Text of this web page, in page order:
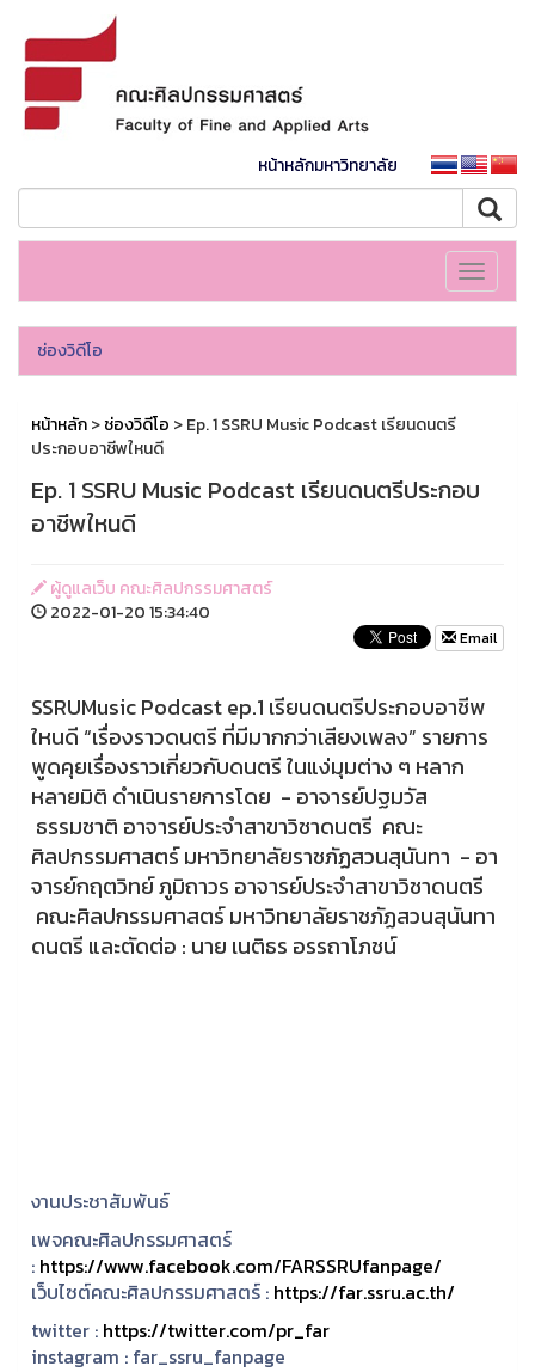
หน้าหลักมหาวิทยาลัย
Toggle
ช่องวิดีโอ
หน้าหลัก>ช่องวิดีโอ > Ep. 1 SSRU Music Podcast เรียนดนตรี
ประกอบอาชีพใหนดี
Ep. 1 SSRU Music Podcast เรียนดนตรีประกอบ
อาชีพใหนดี
ผู้ดูแลเว็บ คณะศิลปกรรมศาสตร์
2022-01-20 15:34:40
Email
SSRUMusic Podcast ep.1 เรียนดนตรีประกอบอาชีพ
ใหนดี “เรื่องราวดนตรี ที่มีมากกว่าเสียงเพลง” รายการ
พูดคุยเรื่องราวเกี่ยวกับดนตรี ในแง่มุมต่าง ๆ หลาก
หลายมิติ ดำเนินรายการโดย - อาจารย์ปฐมวัส
ธรรมชาติ อาจารย์ประจำสาขาวิชาดนตรี คณะ
ศิลปกรรมศาสตร์ มหาวิทยาลัยราชภัฏสวนสุนันทา - อา
จารย์กฤตวิทย์ ภูมิถาวร อาจารย์ประจำสาขาวิชาดนตรี
คณะศิลปกรรมศาสตร์ มหาวิทยาลัยราชภัฏสวนสุนันทา
ดนตรี และตัดต่อ : นาย เนติธร อรรถาโภชน์
งานประชาสัมพันธ์
เพจคณะศิลปกรรมศาสตร์
: https://www.facebook.com/FARSSRUfanpage/
เว็บไซต์คณะศิลปกรรมศาสตร์ : https://far.ssru.ac.th/
twitter : https://twitter.com/pr_far
instagram : far_ssru_fanpage